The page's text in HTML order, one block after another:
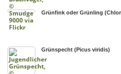
Grünfink oder Grünling
Grünspecht (Picus viridis)